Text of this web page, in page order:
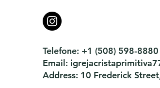
Telefone: +1 (508) 598-8880
Email:
Address: 10 Frederick